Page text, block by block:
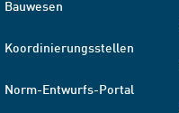
Bauwesen
Koordinierungsstellen
Norm-Entwurfs-Portal